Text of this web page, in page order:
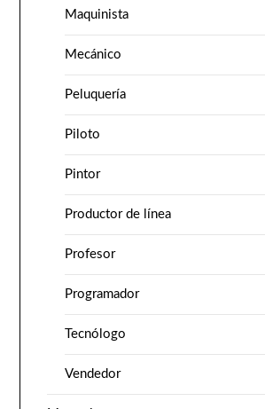
Maquinista
Mecánico
Peluquería
Piloto
Pintor
Productor de línea
Profesor
Programador
Tecnólogo
Vendedor